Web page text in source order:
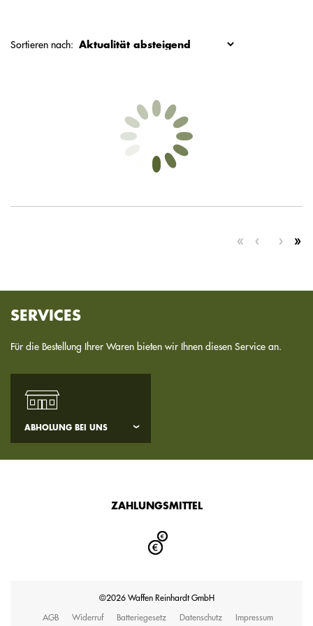
Sortieren nach:
SERVICES
Für die Bestellung Ihrer Waren bieten wir Ihnen diesen Service an.
ABHOLUNG BEI UNS
ZAHLUNGSMITTEL
©2026 Waffen Reinhardt GmbH
AGB
Widerruf Batteriegesetz Datenschutz
Impressum